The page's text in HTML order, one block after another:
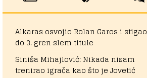
Alkaras osvojio Rolan Garos i stigao
do 3. gren slem titule
Siniša Mihajlović: Nikada nisam
trenirao igrača kao što je Jovetić